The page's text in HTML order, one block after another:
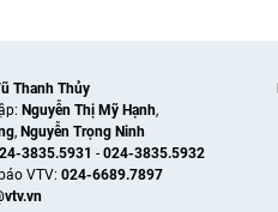
Thanh Thủy
Nguyễn Thị Mỹ Hạnh,
, Nguyễn Trọng Ninh
3835.5931 - 024-3835.5932
VTV: 024-6689.7897